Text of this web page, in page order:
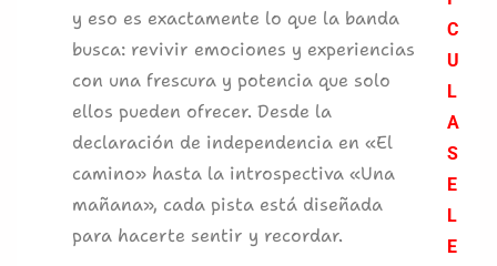
y eso es exactamente lo que la banda
busca: revivir emociones y experiencias
con una frescura y potencia que solo
ellos pueden ofrecer. Desde la
declaración de independencia en «El
camino» hasta la introspectiva «Una
mañana», cada pista está diseñada
para hacerte sentir y recordar.
C
U
L
A
S
E
L
E